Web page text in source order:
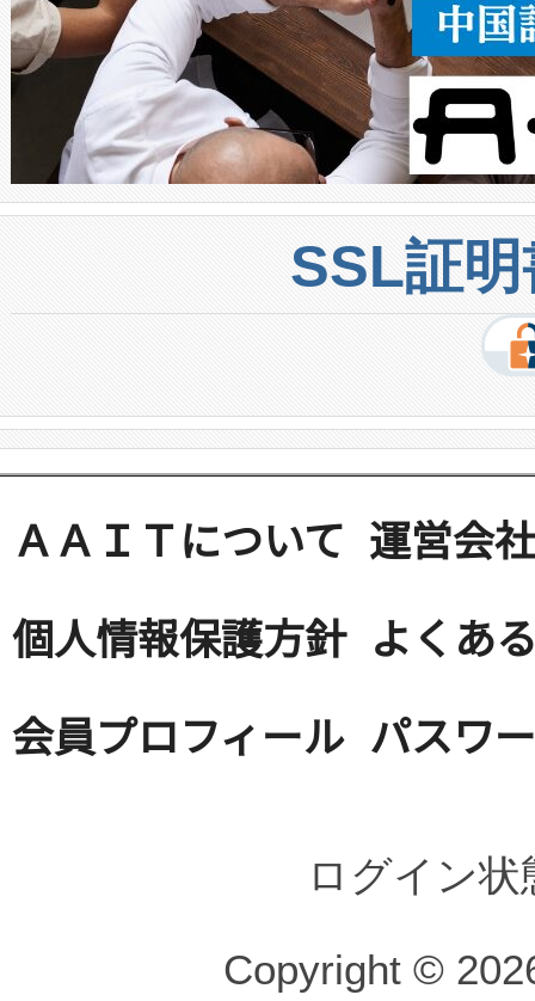
SSL証
ＡＡＩＴについて 運営会社
個人情報保護方針 よくあ
会員プロフィール パスワ
ログイン
Copyright ©